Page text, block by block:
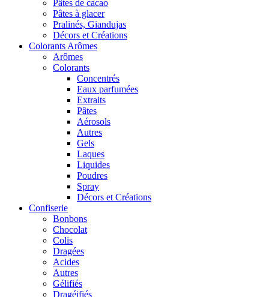
Pâtes de cacao
Pâtes à glacer
Pralinés, Giandujas
Décors et Créations
Colorants Arômes
Arômes
Colorants
Concentrés
Eaux parfumées
Extraits
Pâtes
Aérosols
Autres
Gels
Laques
Liquides
Poudres
Spray
Décors et Créations
Confiserie
Bonbons
Chocolat
Colis
Dragées
Acides
Autres
Gélifiés
Dragéifiés